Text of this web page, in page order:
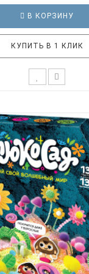
В КОРЗИНУ
КУПИТЬ В 1 КЛИК
свой сладкий
ваш
слепить
На коробке
и пошаговые